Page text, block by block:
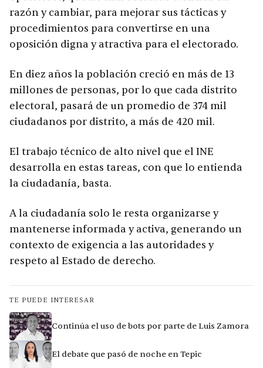
razón y cambiar, para mejorar sus tácticas y
procedimientos para convertirse en una
oposición digna y atractiva para el electorado.
En diez años la población creció en más de 13
millones de personas, por lo que cada distrito
electoral, pasará de un promedio de 374 mil
ciudadanos por distrito, a más de 420 mil.
El trabajo técnico de alto nivel que el INE
desarrolla en estas tareas, con que lo entienda
la ciudadanía, basta.
A la ciudadanía solo le resta organizarse y
mantenerse informada y activa, generando un
contexto de exigencia a las autoridades y
respeto al Estado de derecho.
TE PUEDE INTERESAR
Continúa el uso de bots por parte de Luis Zamora
El debate que pasó de noche en Tepic